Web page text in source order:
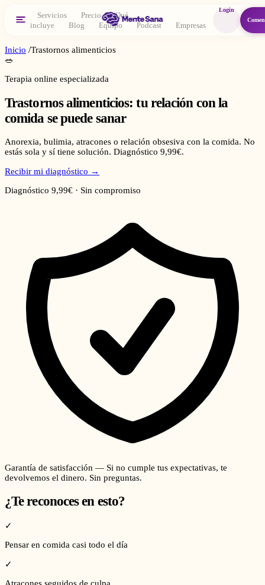
Servicios Precio
Qué
incluye
Blog Equipo Podcast Empresas
Login
Inicio /Trastornos alimenticios
🥗
Terapia online especializada
Trastornos alimenticios: tu relación con la
comida se puede sanar
Anorexia, bulimia, atracones o relación obsesiva con la comida. No
estás sola y sí tiene solución. Diagnóstico 9,99€.
Recibir mi diagnóstico →
Diagnóstico 9,99€ · Sin compromiso
Garantía de satisfacción — Si no cumple tus expectativas, te
devolvemos el dinero. Sin preguntas.
¿Te reconoces en esto?
✓
Pensar en comida casi todo el día
✓